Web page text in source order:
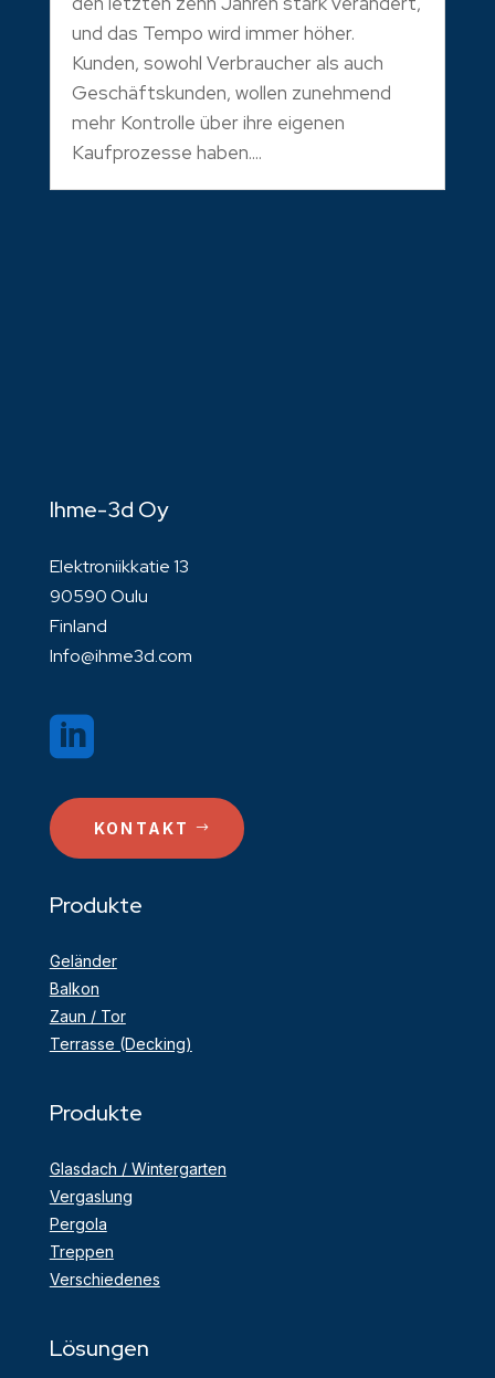
und das Tempo wird immer höher.
Kunden, sowohl Verbraucher als auch
Geschäftskunden, wollen zunehmend
mehr Kontrolle über ihre eigenen
Kaufprozesse haben....
Ihme-3d Oy
Elektroniikkatie 13
90590 Oulu
Finland
Info@ihme3d.com

KONTAKT
Produkte
Geländer
Balkon
Zaun / Tor
Terrasse (Decking)
Produkte
Glasdach / Wintergarten
Vergaslung
Pergola
Treppen
Verschiedenes
Lösungen